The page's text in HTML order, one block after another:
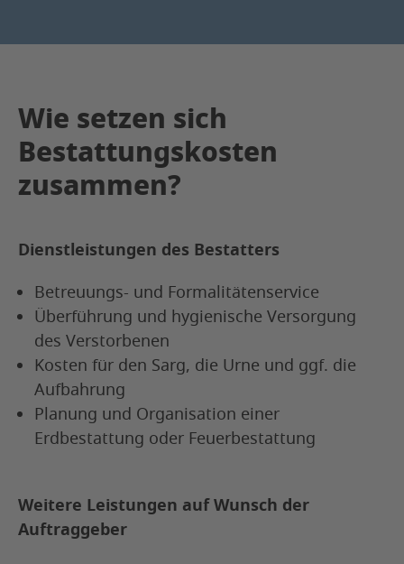
Wie setzen sich
Bestattungskosten
zusammen?
Dienstleistungen des Bestatters
Betreuungs- und Formalitätenservice
Überführung und hygienische Versorgung
des Verstorbenen
Kosten für den Sarg, die Urne und ggf. die
Aufbahrung
Planung und Organisation einer
Erdbestattung oder Feuerbestattung
Weitere Leistungen auf Wunsch der
Auftraggeber